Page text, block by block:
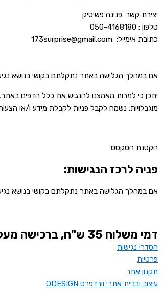
יצירת קשר: פנינה פשיטיק
טלפון : 050-4168180
כתובת אימייל: 173surprise@gmail.com
אם במהלך הגלישה באתר נתקלתם בקושי בנושא
יתכן כי למרות מאמצנו להנגיש את כלל הדפים
מוגבלויות. נשמח לקבל פניות לקבלת מידע ו/או
הקטנת הטקסט
פניה לרכז הנגישות:
אם במהלך הגלישה באתר נתקלתם בקושי בנושא
דמי משלוח 35 ש"ח, ברכישה מעל 350 ש"ח - משלוח חינם
הסדרי נגישות
פרטיות
תקנון אתר
עיצוב ובניית אתרי וורדפרס ODESIGN